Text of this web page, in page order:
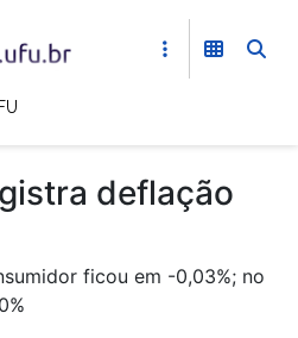
deflação
ficou em -0,03%; no